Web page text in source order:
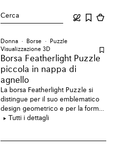
Cerca
Donna Borse
Puzzle
Visualizzazione 3D
Borsa Featherlight Puzzle
piccola in nappa di
agnello
La borsa Featherlight Puzzle si
distingue per il suo emblematico
design geometrico e per la forma
cubica. La morbida nappa leggera
Tutti i dettagli